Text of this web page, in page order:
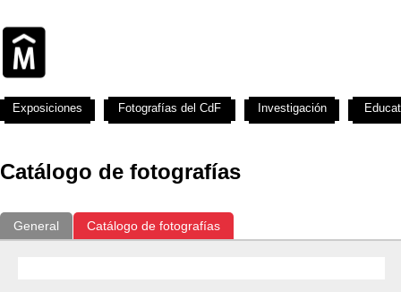
Catálogo de fotografías
General Catálogo de fotografías
Exposiciones Fotografías del CdF Investigación